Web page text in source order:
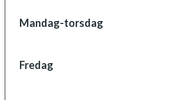
Mandag-torsdag
Fredag